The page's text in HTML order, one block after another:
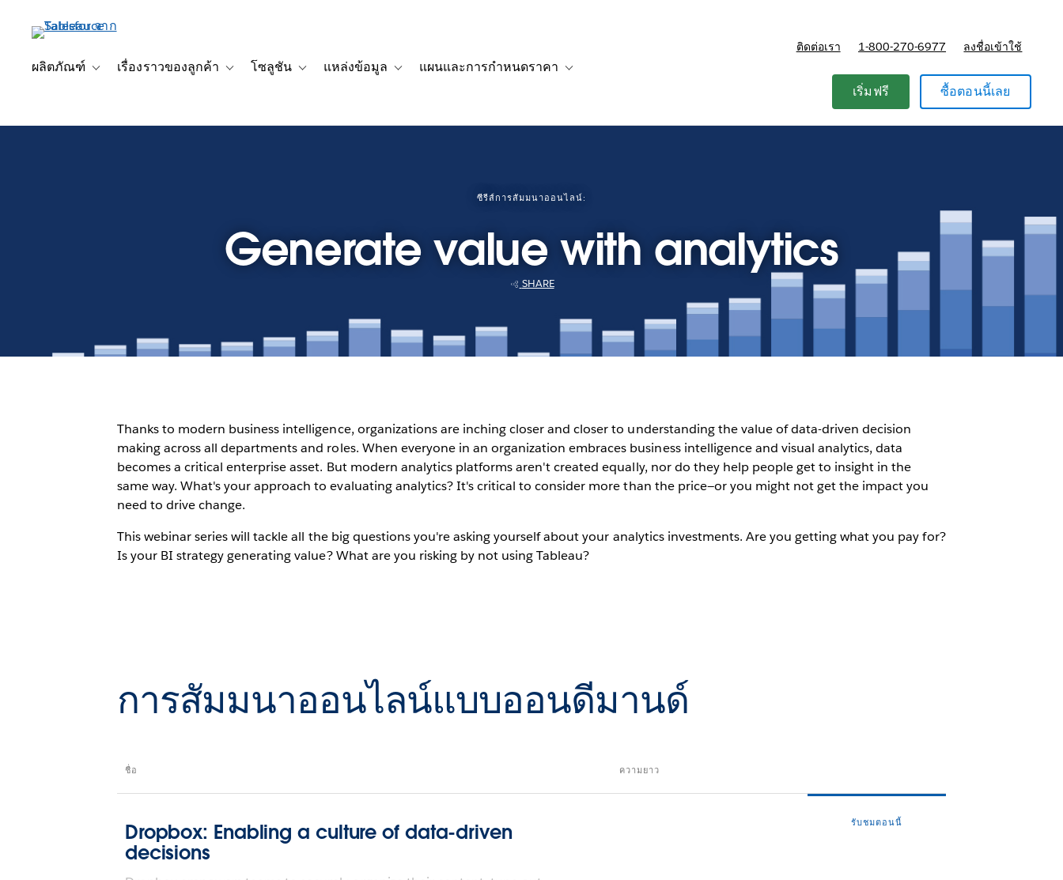
เนื้อหาผลิตภัณฑ์
Toggle sub-navigation for ผลิตภัณฑ์
เรื่องราวของลูกค้า
Toggle sub-navigation for เรื่องราวของลูกค้า
โซลูชัน
Toggle sub-navigation for โซลูชัน
แหล่งข้อมูล แผนและการกำหนดราคา
ติดต่อเรา 1-800-270-6977 ลงชื่อเข้าใช้
เริ่มฟรี ซื้อตอนนี้เลย
ซีรีส์การสัมมนาออนไลน์:
Generate value with analytics
SHARE
Thanks to modern business intelligence, organizations are inching closer and closer to understanding the value of data-driven decision
making across all departments and roles. When everyone in an organization embraces business intelligence and visual analytics, data
becomes a critical enterprise asset. But modern analytics platforms aren't created equally, nor do they help people get to insight in the
same way. What's your approach to evaluating analytics? It's critical to consider more than the price—or you might not get the impact you
need to drive change.
This webinar series will tackle all the big questions you're asking yourself about your analytics investments. Are you getting what you pay for?
Is your BI strategy generating value? What are you risking by not using Tableau?
การสัมมนาออนไลน์แบบออนดีมานด์
ชื่อ ความยาว
Dropbox: Enabling a culture of data-driven
decisions
รับชมตอนนี้